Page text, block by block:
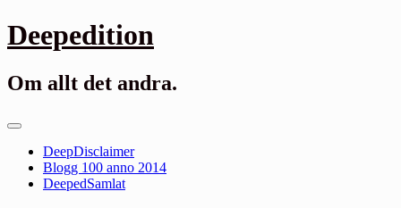
Gå
till
Deepedition
Om allt det andra.
Primär
DeepDisclaimer
Blogg 100 anno 2014
DeepedSamlat